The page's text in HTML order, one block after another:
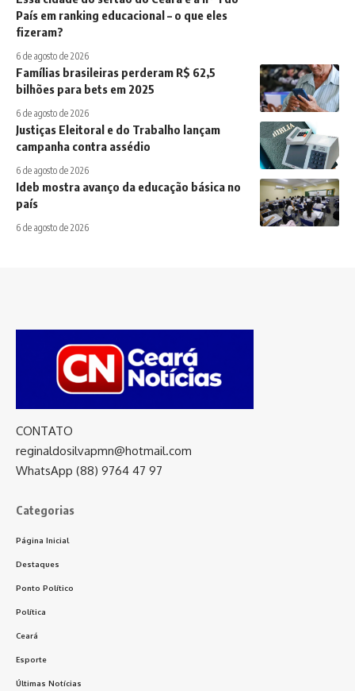
País em ranking educacional – o que eles
fizeram?
6 de agosto de 2026
Famílias brasileiras perderam R$ 62,5
bilhões para bets em 2025
6 de agosto de 2026
Justiças Eleitoral e do Trabalho lançam
campanha contra assédio
6 de agosto de 2026
Ideb mostra avanço da educação básica no
país
6 de agosto de 2026
CONTATO
reginaldosilvapmn@hotmail.com
WhatsApp (88) 9764 47 97
Categorias
Página Inicial
Destaques
Ponto Político
Política
Ceará
Esporte
Últimas Notícias